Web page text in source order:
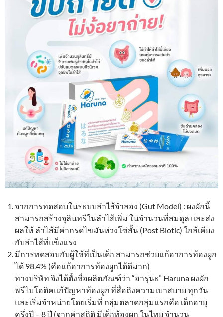
จากการทดสอบในระบบลำไส้จำลอง (Gut Model) : ผงผักนี้
สามารถสร้างจุลินทรีในลำไส้เพิ่ม ในจำนวนที่สมดุล และส่ง
ผลให้ ลำไส้มีค่ากรดไขมันห่วงโซ่สั้น (Post Biotic) ใกล้เคียง
กับลำไส้ที่แข็งแรง
มีการทดสอบกับผู้ใช้ที่เป็นเด็ก สามารถช่วยแก้อาการท้องผูก
ได้ 98.4% (คือแก้อาการท้องผูกได้ดีมาก)
ทางบริษัท จึงได้ตั้งชื่อผลิตภัณฑ์ว่า “ฮารุนะ” Haruna ผงผัก
พรีไบโอติคแก้ปัญหาท้องผูก ที่สื่อถึงความเบาสบาย ทุกวัน
และเริ่มจำหน่ายโดยเริ่มที่ กลุ่มตลาดกลุ่มแรกคือ เด็กอายุ
ครึ่งปี – 8 ปี (จากค่าสถิติ มีเด็กท้องผูก ในไทย จำนวน